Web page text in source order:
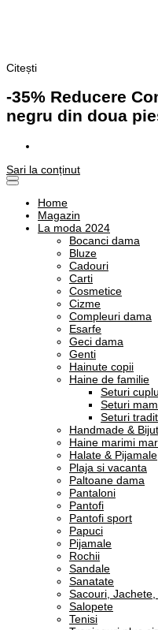
Citești
-35% Reducere
negru din doua
Sari la conținut
Home
Magazin
La moda 2024
Bocanci dama
Bluze
Cadouri
Carti
Cosmetice
Cizme
Compleuri dama
Esarfe
Geci dama
Genti
Hainute copii
Haine de familie
Seturi
Seturi
Seturi
Handmade &
Haine marimi
Halate & Pijamale
Plaja si vacanta
Paltoane dama
Pantaloni
Pantofi
Pantofi sport
Papuci
Pijamale
Rochii
Sandale
Sanatate
Sacouri,
Salopete
Tenisi